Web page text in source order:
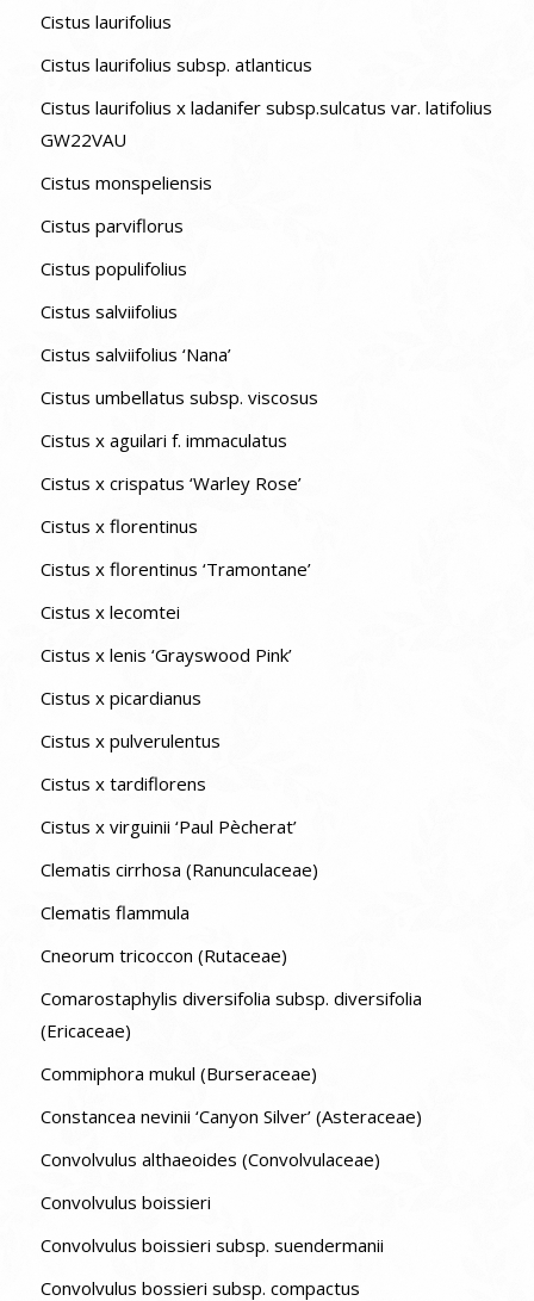
Cistus laurifolius
Cistus laurifolius subsp. atlanticus
Cistus laurifolius x ladanifer subsp.sulcatus var. latifolius
GW22VAU
Cistus monspeliensis
Cistus parviflorus
Cistus populifolius
Cistus salviifolius
Cistus salviifolius ‘Nana’
Cistus umbellatus subsp. viscosus
Cistus x aguilari f. immaculatus
Cistus x crispatus ‘Warley Rose’
Cistus x florentinus
Cistus x florentinus ‘Tramontane’
Cistus x lecomtei
Cistus x lenis ‘Grayswood Pink’
Cistus x picardianus
Cistus x pulverulentus
Cistus x tardiflorens
Cistus x virguinii ‘Paul Pècherat’
Clematis cirrhosa (Ranunculaceae)
Clematis flammula
Cneorum tricoccon (Rutaceae)
Comarostaphylis diversifolia subsp. diversifolia
(Ericaceae)
Commiphora mukul (Burseraceae)
Constancea nevinii ‘Canyon Silver’ (Asteraceae)
Convolvulus althaeoides (Convolvulaceae)
Convolvulus boissieri
Convolvulus boissieri subsp. suendermanii
Convolvulus bossieri subsp. compactus